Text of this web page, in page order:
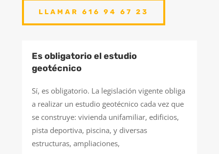
LLAMAR 616 94 67 23
Es obligatorio el estudio
geotécnico
Sí, es obligatorio. La legislación vigente obliga
a realizar un estudio geotécnico cada vez que
se construye: vivienda unifamiliar, edificios,
pista deportiva, piscina, y diversas
estructuras, ampliaciones,